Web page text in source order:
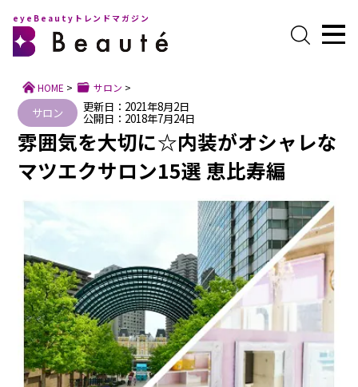
eyeBeautyトレンドマガジン
HOME > サロン >
サロン 更新日：2021年8月2日
公開日：2018年7月24日
雰囲気を大切に☆内装がオシャレな
マツエクサロン15選 恵比寿編